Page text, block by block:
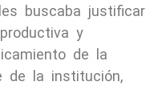
buscaba justificar
y
de la
de la institución,